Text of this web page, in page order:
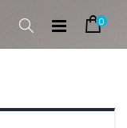
Rechercher Cart
0